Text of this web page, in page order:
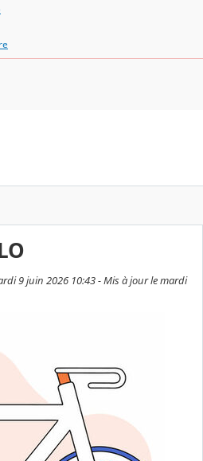
9 juin 2026 10:43 - Mis à jour le mardi